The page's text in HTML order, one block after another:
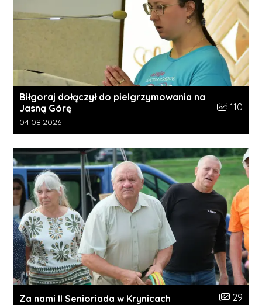
Biłgoraj dołączył do pielgrzymowania na
Jasną Górę
Liczba
110
Data dodania galerii:
04.08.2026
Za nami II Senioriada w Krynicach Liczba
29